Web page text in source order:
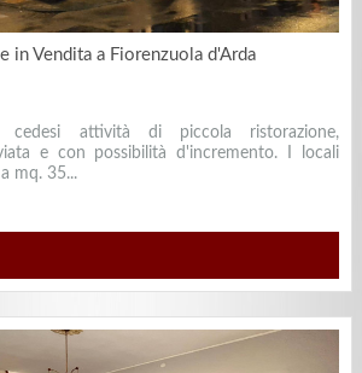
in Vendita a Fiorenzuola d'Arda
attività di piccola ristorazione,
e con possibilità d'incremento. I locali
mq. 35...